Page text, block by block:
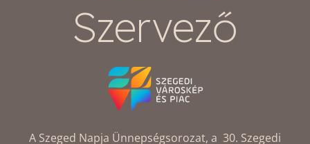
Szervező
A Szeged Napja Ünnepségsorozat, a 30. Szegedi